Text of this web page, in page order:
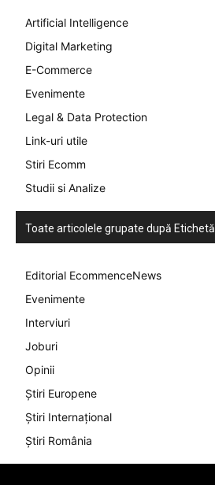
Artificial Intelligence
Digital Marketing
E-Commerce
Evenimente
Legal & Data Protection
Link-uri utile
Stiri Ecomm
Studii si Analize
Toate articolele grupate după Etichetă
Editorial EcommenceNews
Evenimente
Interviuri
Joburi
Opinii
Știri Europene
Știri Internațional
Știri România